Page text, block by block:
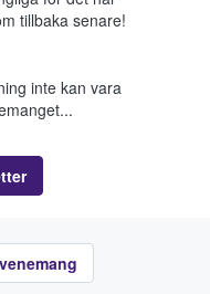
tillbaka senare!
inte kan vara